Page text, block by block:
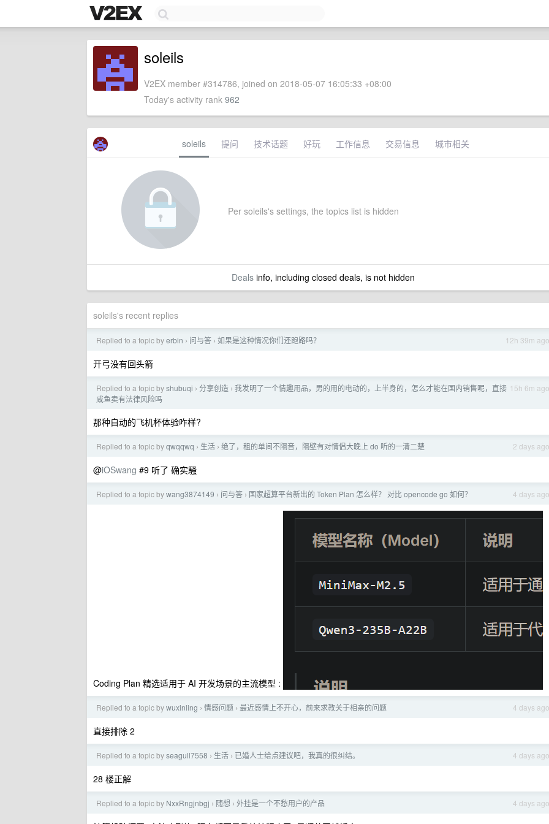
soleils
V2EX member #314786, joined on 2018-05-07 16:05:33 +08:00
Today's activity rank 962
soleils 提问 技术话题 好玩 工作信息 交易信息 城市相关
Per soleils's settings, the topics list is hidden
Dealsinfo, including closed deals, is not hidden
soleils's recent replies
12h 39m ago
Replied to a topic byerbin › 问与答 › 如果是这种情况你们还跑路吗？
开弓没有回头箭
15h 6m ago
Replied to a topic byshubuqi › 分享创造 › 我发明了一个情趣用品，男的用的电动的，上半身的，怎么才能在国内销售呢，直接
咸鱼卖有法律风险吗
那种自动的飞机杯体验咋样?
2 days ago
Replied to a topic byqwqqwq › 生活 › 绝了，租的单间不隔音，隔壁有对情侣大晚上 do 听的一清二楚
@iOSwang #9 听了 确实騒
4 days ago
Replied to a topic bywang3874149 › 问与答 › 国家超算平台新出的 Token Plan 怎么样？ 对比 opencode go 如何？
Coding Plan 精选适用于 AI 开发场景的主流模型 :
4 days ago
Replied to a topic bywuxinling › 情感问题 › 最近感情上不开心，前来求教关于相亲的问题
直接排除 2
4 days ago
Replied to a topic byseagull7558 › 生活 › 已婚人士给点建议吧，我真的很纠结。
28 楼正解
4 days ago
Replied to a topic by NxxRngjnbgj › 随想 › 外挂是一个不愁用户的产品